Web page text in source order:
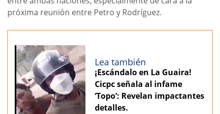
próxima reunión entre Petro y Rodríguez.
Lea también
¡Escándalo en La Guaira!
Cicpc señala al infame
‘Topo’: Revelan impactantes
detalles.